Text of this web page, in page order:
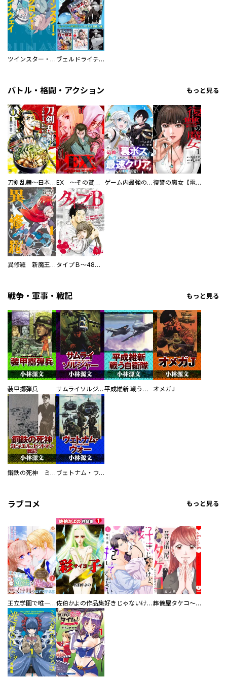
ツインスター・サイクロン・ランナウェイ ヴェルドライチオシ聖典パック 『転スラ』ミニ画集付き シリウス人気作３選
バトル・格闘・アクション もっと見る
刀剣乱舞～日本号つれづれ酒～ EX ～その賞金稼ぎは、世界の出口を探す～【単行本版】 ゲーム内最強の『裏ボス』に転生したので、主人公の代わりに最速クリアを目指します！【電子単行本版】 復讐の魔女【電子単行本版】
異修羅 新魔王戦争 タイプＢ～48時間後、致死率100％～【単話】
戦争・軍事・戦記 もっと見る
装甲擲弾兵 サムライソルジャー SAMURAI SOLDIER 平成維新 戦う自衛隊 オメガJ
鋼鉄の死神 ミヒャエル・ビットマン戦記 ヴェトナム・ウォー VIETNAM WAR
ラブコメ もっと見る
王立学園で唯一魔法が使えない庶民仲間のはずですよね～実は王子様で私を溺愛しているなんて告白はやめてください～佐伯かよの作品集 好きじゃないけど、抱いてください【電子単行本版／特典おまけ付き】 葬儀屋タケコ～あなたの最期、叶えます【電子単行本版】